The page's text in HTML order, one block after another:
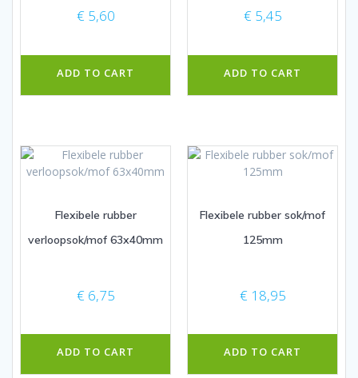
€ 5,60
ADD TO CART
€ 5,45
ADD TO CART
Flexibele rubber
verloopsok/mof 63x40mm
€ 6,75
ADD TO CART
Flexibele rubber sok/mof
125mm
€ 18,95
ADD TO CART